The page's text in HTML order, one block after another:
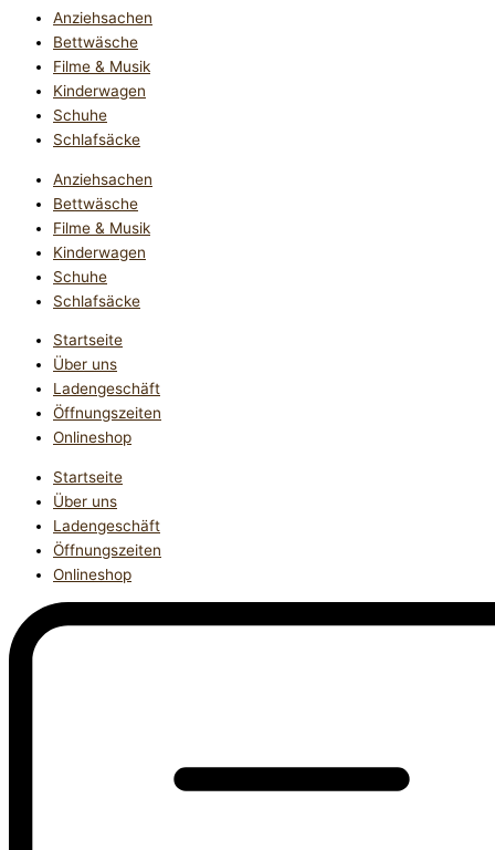
Anziehsachen
Bettwäsche
Filme & Musik
Kinderwagen
Schuhe
Schlafsäcke
Anziehsachen
Bettwäsche
Filme & Musik
Kinderwagen
Schuhe
Schlafsäcke
Startseite
Über uns
Ladengeschäft
Öffnungszeiten
Onlineshop
Startseite
Über uns
Ladengeschäft
Öffnungszeiten
Onlineshop